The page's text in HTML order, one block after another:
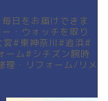
日をお届けできま
・ウォッチを取り
#東神奈川#追浜#
ーム#シチズン腕時
理・リフォーム/リメ